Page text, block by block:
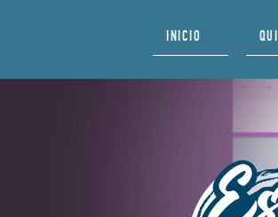
INICIO